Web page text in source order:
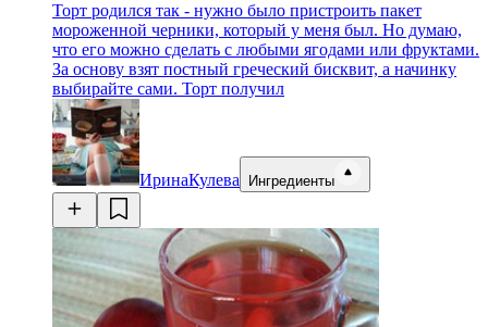
Торт родился так - нужно было пристроить пакет
мороженной черники, который у меня был. Но думаю,
что его можно сделать с любыми ягодами или фруктами.
За основу взят постный греческий бисквит, а начинку
выбирайте сами. Торт получил
ИринаКулева Ингредиенты